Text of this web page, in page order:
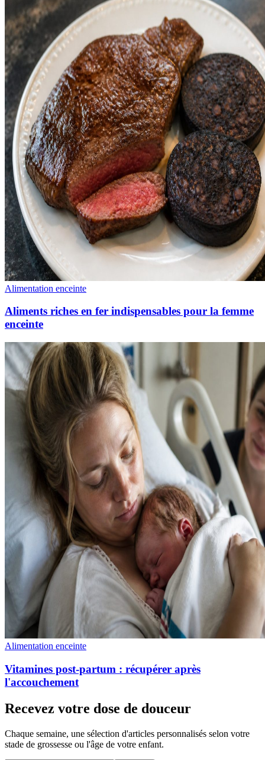
Alimentation enceinte
Aliments riches en fer indispensables pour la femme
enceinte
Alimentation enceinte
Vitamines post-partum : récupérer après
l'accouchement
Recevez votre dose de douceur
Chaque semaine, une sélection d'articles personnalisés selon votre
stade de grossesse ou l'âge de votre enfant.